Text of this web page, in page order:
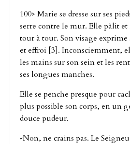
100> Marie se dresse sur ses
serre contre le mur. Elle pâlit
tour à tour. Son visage exprime
et effroi [3]. Inconsciemment,
les mains sur son sein et les
ses longues manches.
Elle se penche presque pour
plus possible son corps, en un
douce pudeur.
«Non, ne crains pas. Le